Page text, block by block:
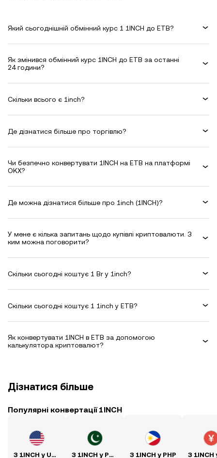
Який сьогоднішній обмінний курс 1 1INCH до ETB?
Як змінився обмінний курс 1INCH до ETB за останні
24 години?
Скільки всього є 1inch?
Де дізнатися більше про торгівлю?
Чи безпечно конвертувати 1INCH на ETB на платформі
OKX?
Де можна дізнатися більше про 1inch (1INCH)?
У мене є кілька запитань щодо купівлі криптовалюти. З
ким можна поговорити?
Скільки сьогодні коштує 1 Br у 1inch?
Скільки сьогодні коштує 1 1inch у ETB?
Як конвертувати 1INCH в ETB за допомогою
калькулятора криптовалют?
Дізнатися більше
Популярні конвертації 1INCH
З 1INCH у USD З 1INCH у PKR З 1INCH у PHP